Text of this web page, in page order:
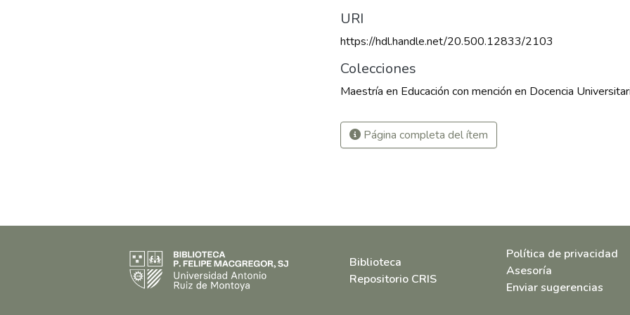
URI
https://hdl.handle.net/20.500.12833/2103
Colecciones
Maestría en Educación con mención en Docencia
Página completa del ítem
Biblioteca
Repositorio CRIS
Política de privacidad
Asesoría
Enviar sugerencias